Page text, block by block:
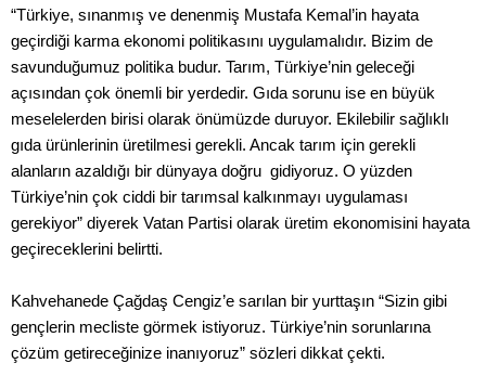
“Türkiye, sınanmış ve denenmiş Mustafa Kemal’in hayata
geçirdiği karma ekonomi politikasını uygulamalıdır. Bizim de
savunduğumuz politika budur. Tarım, Türkiye’nin geleceği
açısından çok önemli bir yerdedir. Gıda sorunu ise en büyük
meselelerden birisi olarak önümüzde duruyor. Ekilebilir sağlıklı
gıda ürünlerinin üretilmesi gerekli. Ancak tarım için gerekli
alanların azaldığı bir dünyaya doğru gidiyoruz. O yüzden
Türkiye’nin çok ciddi bir tarımsal kalkınmayı uygulaması
gerekiyor” diyerek Vatan Partisi olarak üretim ekonomisini hayata
geçireceklerini belirtti.
Kahvehanede Çağdaş Cengiz’e sarılan bir yurttaşın “Sizin gibi
gençlerin mecliste görmek istiyoruz. Türkiye’nin sorunlarına
çözüm getireceğinize inanıyoruz” sözleri dikkat çekti.